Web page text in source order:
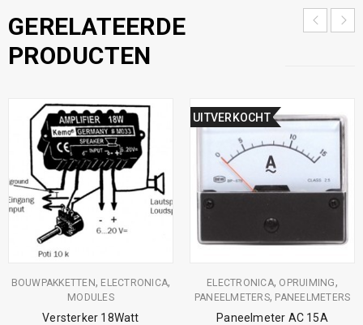
GERELATEERDE
PRODUCTEN
BOUWPAKKETTEN, ELECTRONICA,
MODULES
Versterker 18Watt
UITVERKOCHT
ELECTRONICA, OPRUIMING,
PANEELMETERS, PANEELMETERS
Paneelmeter AC 15A